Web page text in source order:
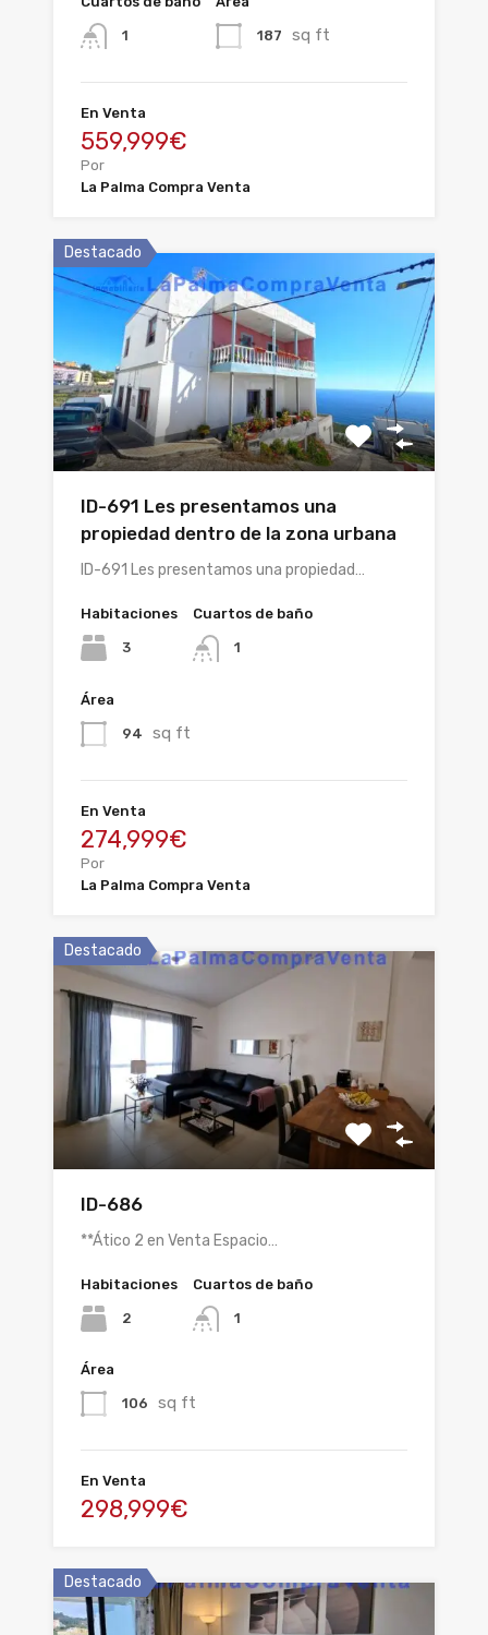
1 187 sq ft
En Venta
559,999€
Por
La Palma Compra Venta
Destacado
ID-691 Les presentamos una
propiedad dentro de la zona urbana
ID-691 Les presentamos una propiedad…
Habitaciones
3
Cuartos de baño
1
Área
94 sq ft
En Venta
274,999€
Por
La Palma Compra Venta
Destacado
ID-686
**Ático 2 en Venta Espacio…
Habitaciones
2
Cuartos de baño
1
Área
106 sq ft
En Venta
298,999€
Destacado